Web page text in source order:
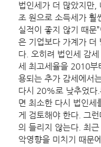
법인세가 더 많았지만,
조 원으로 소득세가 훨
실적이 좋지 않기 때문
은 기업보다 가계가 더
다. 오히려 법인세 감
세 최고세율을 2010
용되는 추가 감세에서
다시 20%로 낮추었다
면 최소한 다시 법인
게 검토해야 한다. 그
의 들리지 않는다. 최근
악영향을 미치기 때문